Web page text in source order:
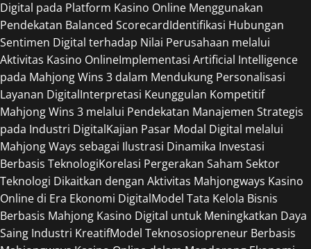
Digital pada Platform Kasino Online Menggunakan
Pendekatan Balanced ScorecardIdentifikasi Hubungan
Sentimen Digital terhadap Nilai Perusahaan melalui
Aktivitas Kasino OnlineImplementasi Artificial Intelligence
pada Mahjong Wins 3 dalam Mendukung Personalisasi
Layanan DigitalInterpretasi Keunggulan Kompetitif
Mahjong Wins 3 melalui Pendekatan Manajemen Strategis
pada Industri DigitalKajian Pasar Modal Digital melalui
Mahjong Ways sebagai Ilustrasi Dinamika Investasi
Berbasis TeknologiKorelasi Pergerakan Saham Sektor
Teknologi Dikaitkan dengan Aktivitas Mahjongways Kasino
Online di Era Ekonomi DigitalModel Tata Kelola Bisnis
Berbasis Mahjong Kasino Digital untuk Meningkatkan Daya
Saing Industri KreatifModel Teknososiopreneur Berbasis